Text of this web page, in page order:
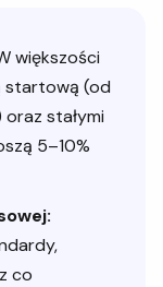
większości
startową (od
stałymi
5–10%
co